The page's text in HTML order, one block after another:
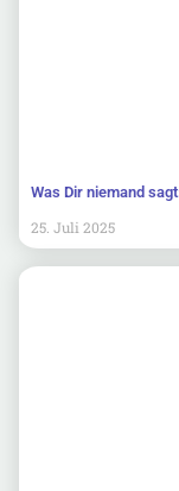
Was Dir niemand
25. Juli 2025